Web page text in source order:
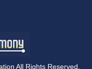
All Rights Reserved.